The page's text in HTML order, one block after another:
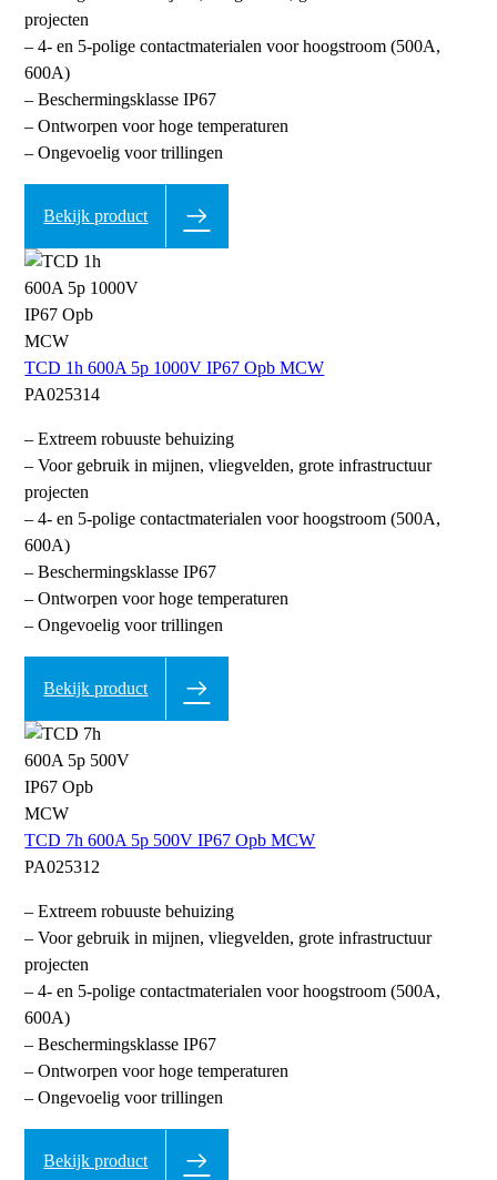
projecten
– 4- en 5-polige contactmaterialen voor hoogstroom (500A,
600A)
– Beschermingsklasse IP67
– Ontworpen voor hoge temperaturen
– Ongevoelig voor trillingen
Bekijk product
TCD 1h 600A 5p 1000V IP67 Opb MCW
PA025314
– Extreem robuuste behuizing
– Voor gebruik in mijnen, vliegvelden, grote infrastructuur
projecten
– 4- en 5-polige contactmaterialen voor hoogstroom (500A,
600A)
– Beschermingsklasse IP67
– Ontworpen voor hoge temperaturen
– Ongevoelig voor trillingen
Bekijk product
TCD 7h 600A 5p 500V IP67 Opb MCW
PA025312
– Extreem robuuste behuizing
– Voor gebruik in mijnen, vliegvelden, grote infrastructuur
projecten
– 4- en 5-polige contactmaterialen voor hoogstroom (500A,
600A)
– Beschermingsklasse IP67
– Ontworpen voor hoge temperaturen
– Ongevoelig voor trillingen
Bekijk product